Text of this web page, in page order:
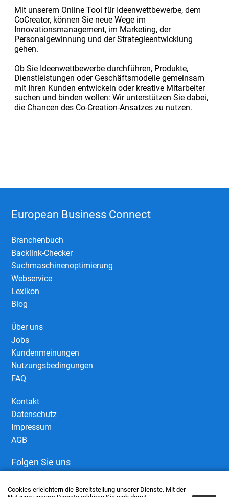
Cookies erleichtern die Bereitstellung unserer Dienste. Mit der
Mit unserem Online Tool für Ideenwettbewerbe, dem
CoCreator, können Sie neue Wege im
Innovationsmanagement, im Marketing, der
Personalgewinnung und der Strategieentwicklung
gehen.
Ob Sie Ideenwettbewerbe durchführen, Produkte,
Dienstleistungen oder Geschäftsmodelle gemeinsam
mit Ihren Kunden entwickeln oder kreative Mitarbeiter
suchen und binden wollen: Wir unterstützen Sie dabei,
die Chancen des Co-Creation-Ansatzes zu nutzen.
European Business Connect
Branchenbuch
Backlink-Checker
Suchmaschinenoptimierung
Webservice
Lexikon
Blog
Über uns
Jobs
Kundenmeinungen
Nutzungsbedingungen
FAQ
Kontakt
Datenschutz
Impressum
AGB
Folgen Sie uns